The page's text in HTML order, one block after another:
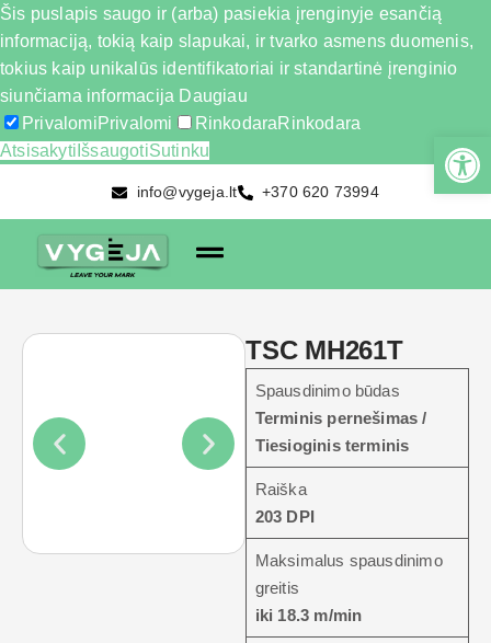
Šis puslapis saugo ir (arba) pasiekia įrenginyje esančią
informaciją, tokią kaip slapukai, ir tvarko asmens duomenis,
tokius kaip unikalūs identifikatoriai ir standartinė įrenginio
siunčiama informacija Daugiau
PrivalomiPrivalomi RinkodaraRinkodara
Atsisakyti IšsaugotiSutinku
info@vygeja.lt +370 620 73994
TSC MH261T
Spausdinimo būdas
Terminis pernešimas /
Tiesioginis terminis
Raiška
203 DPI
Maksimalus spausdinimo
greitis
iki 18.3 m/min